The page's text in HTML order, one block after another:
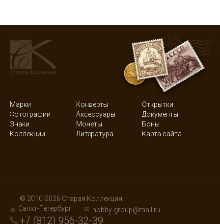
Марки Конверты
Открытки
Фотографии
Аксессуары
Документы
Знаки
Монеты
Боны
Коллекции
Литература Карта сайта
© 2010-2026 Старая Коллекция
Санкт-Петербург
hobby-group@mail.ru
+7 (812) 956-32-39